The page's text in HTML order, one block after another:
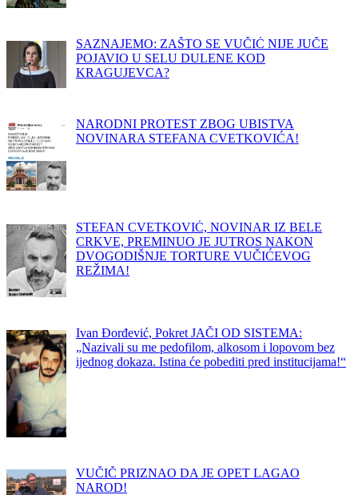
SAZNAJEMO: ZAŠTO SE VUČIĆ NIJE JUČE
POJAVIO U SELU DULENE KOD
KRAGUJEVCA?
NARODNI PROTEST ZBOG UBISTVA
NOVINARA STEFANA CVETKOVIĆA!
STEFAN CVETKOVIĆ, NOVINAR IZ BELE
CRKVE, PREMINUO JE JUTROS NAKON
DVOGODIŠNJE TORTURE VUČIĆEVOG
REŽIMA!
Ivan Đorđević, Pokret JAČI OD SISTEMA:
„Nazivali su me pedofilom, alkosom i lopovom bez
ijednog dokaza. Istina će pobediti pred institucijama!“
VUČIČ PRIZNAO DA JE OPET LAGAO
NAROD!